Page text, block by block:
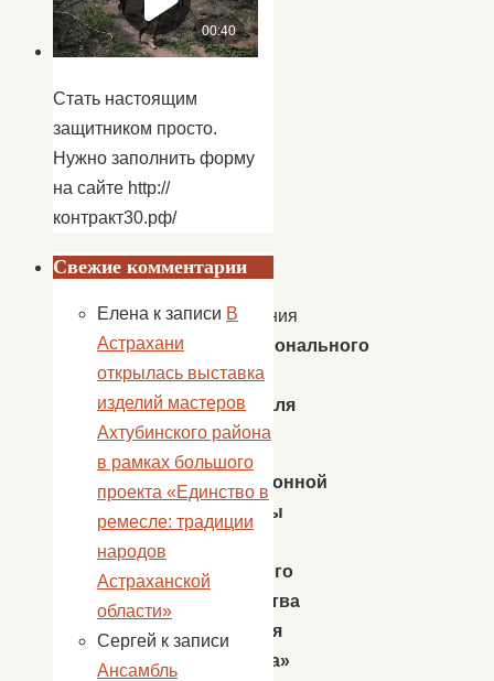
не
рекой
семьей
в
проведения
Межрегионального
этно-
фестиваля
традиционной
культуры
народного
творчества
«Степная
горлинка»
Стать настоящим
защитником просто.
Нужно заполнить форму
на сайте http://
контракт30.рф/
Свежие комментарии
Елена к записи В
Астрахани
открылась выставка
изделий мастеров
Ахтубинского района
в рамках большого
проекта «Единство в
ремесле: традиции
народов
Астраханской
области»
Сергей к записи
Ансамбль